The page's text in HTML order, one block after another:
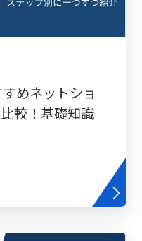
めネットショ
較！基礎知識